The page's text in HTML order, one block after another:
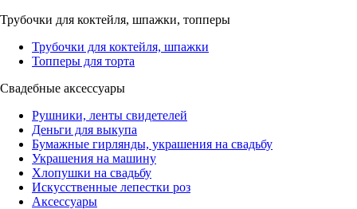
Трубочки для коктейля, шпажки, топперы
Трубочки для коктейля, шпажки
Топперы для торта
Свадебные аксессуары
Рушники, ленты свидетелей
Деньги для выкупа
Бумажные гирлянды, украшения на свадьбу
Украшения на машину
Хлопушки на свадьбу
Искусственные лепестки роз
Аксессуары